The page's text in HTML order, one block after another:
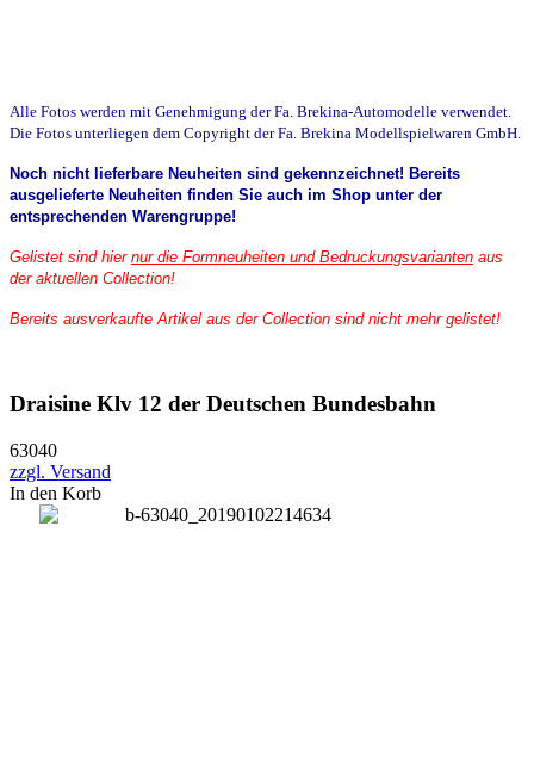
Alle Fotos werden mit Genehmigung der Fa. Brekina-Automodelle verwendet.
Die Fotos unterliegen dem Copyright der Fa. Brekina Modellspielwaren GmbH.
Noch nicht lieferbare Neuheiten sind gekennzeichnet! Bereits
ausgelieferte Neuheiten finden Sie auch im Shop unter der
entsprechenden Warengruppe!
Gelistet sind hier nur die Formneuheiten und Bedruckungsvarianten aus
der aktuellen Collection!
Bereits ausverkaufte Artikel aus der Collection sind nicht mehr gelistet!
Draisine Klv 12 der Deutschen Bundesbahn
63040
zzgl. Versand
In den Korb